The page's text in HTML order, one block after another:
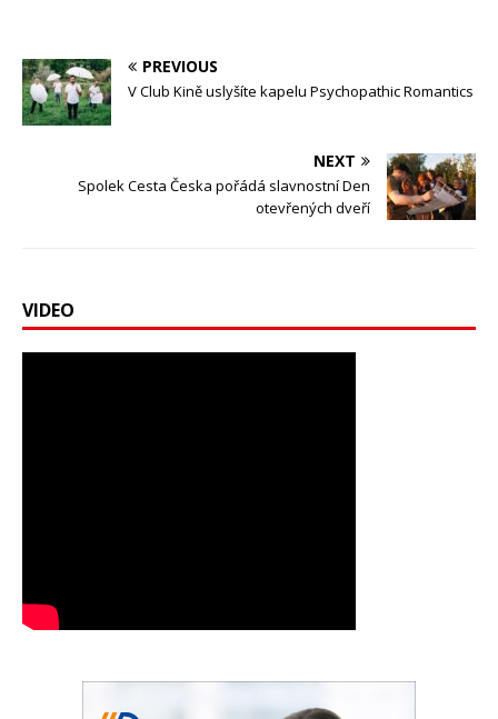
PREVIOUS
V Club Kině uslyšíte kapelu Psychopathic Romantics
NEXT
Spolek Cesta Česka pořádá slavnostní Den
otevřených dveří
VIDEO